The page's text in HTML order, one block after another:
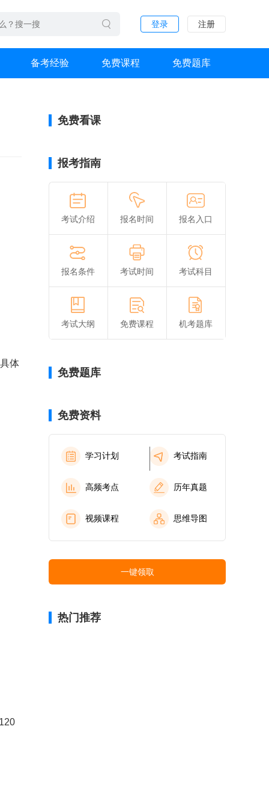
登录 注册
备考经验 免费课程 免费题库
体
免费看课
报考指南
考试介绍 报名时间 报名入口
报名条件 考试时间 考试科目
考试大纲 免费课程 机考题库
免费题库
免费资料
学习计划 考试指南
高频考点 历年真题
视频课程 思维导图
一键领取
热门推荐